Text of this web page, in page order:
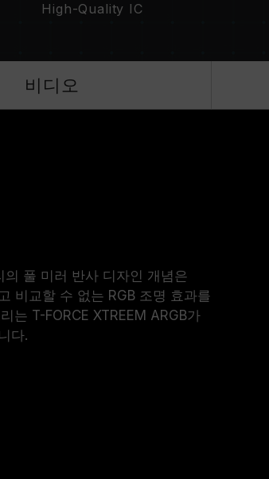
과해, 시스템 안정성에 영향을 미
이며, 모든 시스템에서 도달하지
에 도달하지 못할 수 있습니다.
High-Quality IC
비디오
의 풀 미러 반사 디자인 개념은
비교할 수 없는 RGB 조명 효과를
는 T-FORCE XTREEM ARGB가
다.